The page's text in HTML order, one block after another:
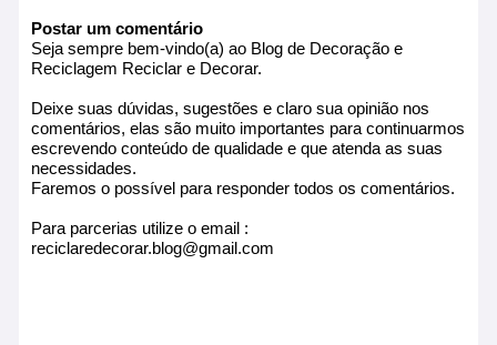
Postar um comentário
Seja sempre bem-vindo(a) ao Blog de Decoração e
Reciclagem Reciclar e Decorar.
Deixe suas dúvidas, sugestões e claro sua opinião nos
comentários, elas são muito importantes para continuarmos
escrevendo conteúdo de qualidade e que atenda as suas
necessidades.
Faremos o possível para responder todos os comentários.
Para parcerias utilize o email :
reciclaredecorar.blog@gmail.com